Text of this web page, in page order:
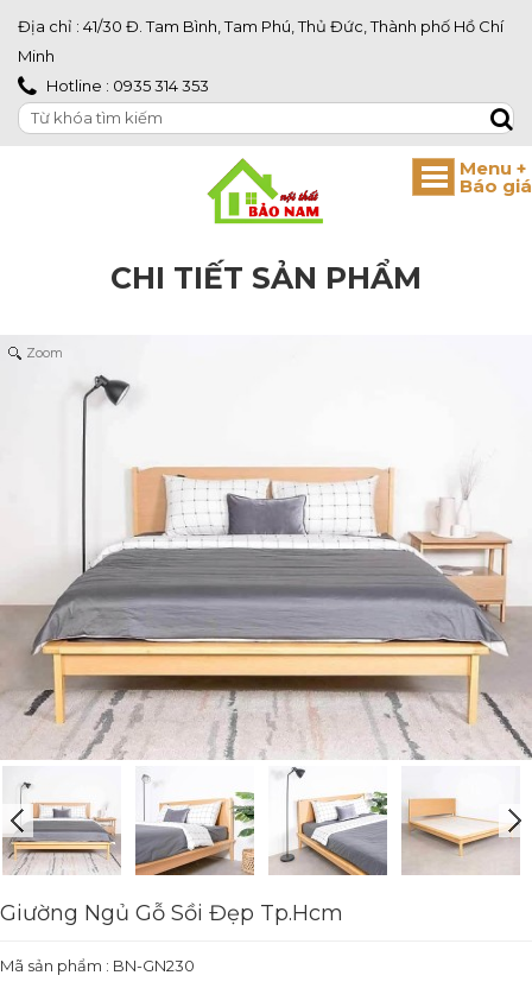
Địa chỉ : 41/30 Đ. Tam Bình, Tam Phú, Thủ Đức, Thành phố Hồ Chí
Minh
Hotline : 0935 314 353
CHI TIẾT SẢN PHẨM
Zoom
Giường Ngủ Gỗ Sồi Đẹp Tp.Hcm
Mã sản phẩm : BN-GN230